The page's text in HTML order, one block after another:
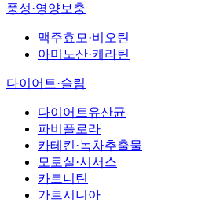
풍성·영양보충
맥주효모·비오틴
아미노산·케라틴
다이어트·슬림
다이어트유산균
파비플로라
카테킨·녹차추출물
모로실·시서스
카르니틴
가르시니아